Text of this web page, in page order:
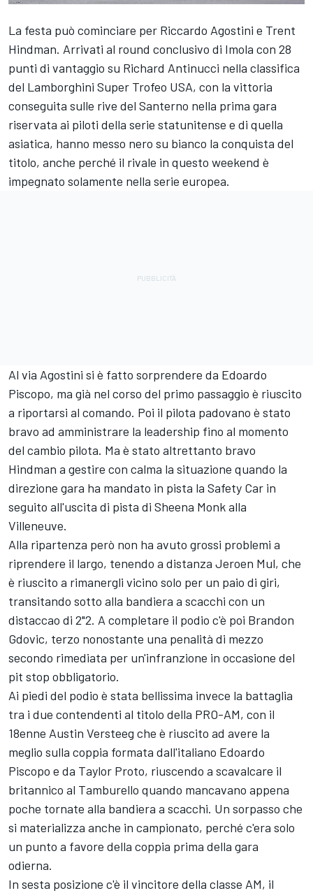
La festa può cominciare per Riccardo Agostini e Trent
Hindman. Arrivati al round conclusivo di Imola con 28
punti di vantaggio su Richard Antinucci nella classifica
del Lamborghini Super Trofeo USA, con la vittoria
conseguita sulle rive del Santerno nella prima gara
riservata ai piloti della serie statunitense e di quella
asiatica, hanno messo nero su bianco la conquista del
titolo, anche perché il rivale in questo weekend è
impegnato solamente nella serie europea.
Al via Agostini si è fatto sorprendere da Edoardo
Piscopo, ma già nel corso del primo passaggio è riuscito
a riportarsi al comando. Poi il pilota padovano è stato
bravo ad amministrare la leadership fino al momento
del cambio pilota. Ma è stato altrettanto bravo
Hindman a gestire con calma la situazione quando la
direzione gara ha mandato in pista la Safety Car in
seguito all'uscita di pista di Sheena Monk alla
Villeneuve.
Alla ripartenza però non ha avuto grossi problemi a
riprendere il largo, tenendo a distanza Jeroen Mul, che
è riuscito a rimanergli vicino solo per un paio di giri,
transitando sotto alla bandiera a scacchi con un
distaccao di 2"2. A completare il podio c'è poi Brandon
Gdovic, terzo nonostante una penalità di mezzo
secondo rimediata per un'infranzione in occasione del
pit stop obbligatorio.
Ai piedi del podio è stata bellissima invece la battaglia
tra i due contendenti al titolo della PRO-AM, con il
18enne Austin Versteeg che è riuscito ad avere la
meglio sulla coppia formata dall'italiano Edoardo
Piscopo e da Taylor Proto, riuscendo a scavalcare il
britannico al Tamburello quando mancavano appena
poche tornate alla bandiera a scacchi. Un sorpasso che
si materializza anche in campionato, perché c'era solo
un punto a favore della coppia prima della gara
odierna.
In sesta posizione c'è il vincitore della classe AM, il